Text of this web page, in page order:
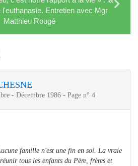
l'euthanasie. Entretien avec Mgr
Matthieu Rougé
- Décembre 1986 - Page n° 4
famille n'est une fin en soi. La vraie
tous les enfants du Père, frères et